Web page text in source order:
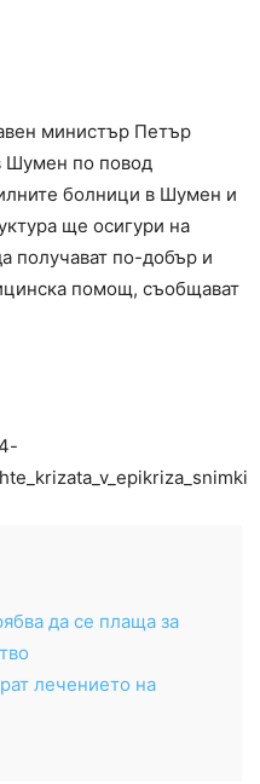
министър Петър
Шумен по повод
болници в Шумен и
ще осигури на
получават по-добър и
помощ, съобщават
да се плаща за
лечението на